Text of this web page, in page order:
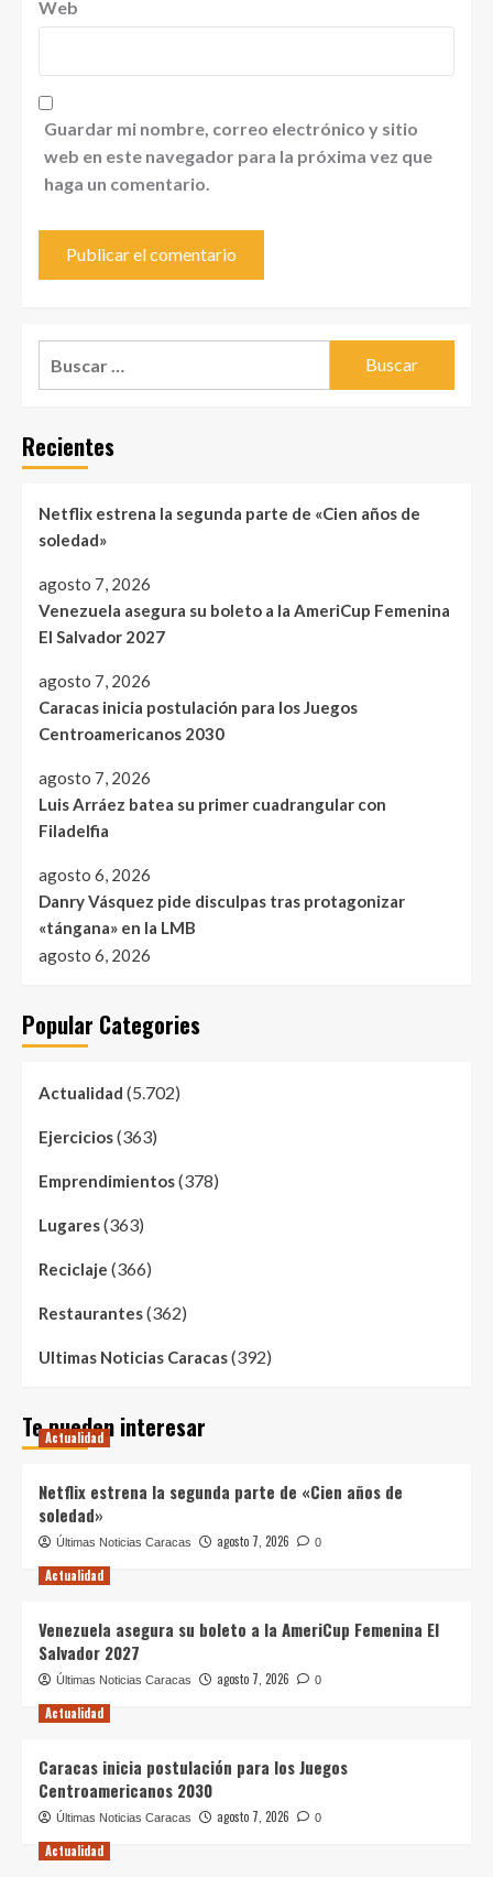
Web
Guardar mi nombre, correo electrónico y sitio
web en este navegador para la próxima vez que
haga un comentario.
Recientes
Netflix estrena la segunda parte de «Cien años de
soledad»
agosto 7, 2026
Venezuela asegura su boleto a la AmeriCup Femenina
El Salvador 2027
agosto 7, 2026
Caracas inicia postulación para los Juegos
Centroamericanos 2030
agosto 7, 2026
Luis Arráez batea su primer cuadrangular con
Filadelfia
agosto 6, 2026
Danry Vásquez pide disculpas tras protagonizar
«tángana» en la LMB
agosto 6, 2026
Popular Categories
Actualidad (5.702)
Ejercicios(363)
Emprendimientos(378)
Lugares(363)
Reciclaje (366)
Restaurantes(362)
Ultimas Noticias Caracas(392)
Te pueden interesar
Actualidad
Netflix estrena la segunda parte de «Cien años de
soledad»
Últimas Noticias Caracas agosto 7, 2026 0
Actualidad
Venezuela asegura su boleto a la AmeriCup Femenina El
Salvador 2027
Últimas Noticias Caracas agosto 7, 2026 0
Actualidad
Caracas inicia postulación para los Juegos
Centroamericanos 2030
Últimas Noticias Caracas agosto 7, 2026 0
Actualidad